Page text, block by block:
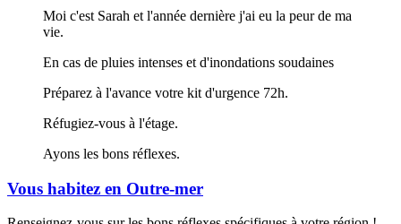
Moi c'est Sarah et l'année dernière j'ai eu la peur de ma
vie.
En cas de pluies intenses et d'inondations soudaines
Préparez à l'avance votre kit d'urgence 72h.
Réfugiez-vous à l'étage.
Ayons les bons réflexes.
Vous habitez en Outre-mer